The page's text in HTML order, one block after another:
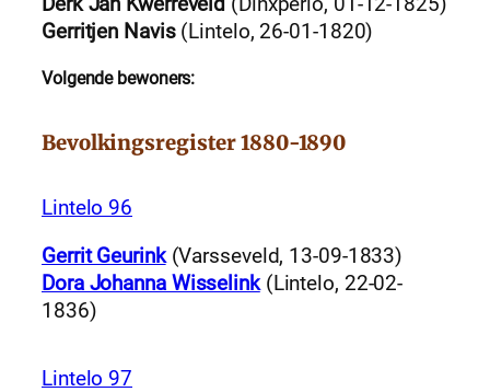
Gerritjen Navis(Lintelo, 26-01-1820)
Volgende bewoners:
Bevolkingsregister 1880-1890
Lintelo 96
Gerrit Geurink(Varsseveld, 13-09-1833)
Dora Johanna Wisselink(Lintelo, 22-02-
1836)
Lintelo 97